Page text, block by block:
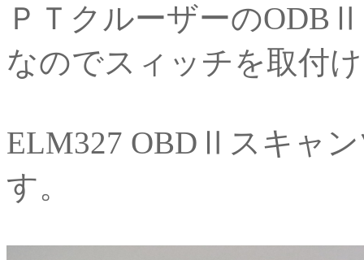
ＰＴクルーザーの
なのでスィッチを取付
ELM327 OBDⅡスキャ
す。